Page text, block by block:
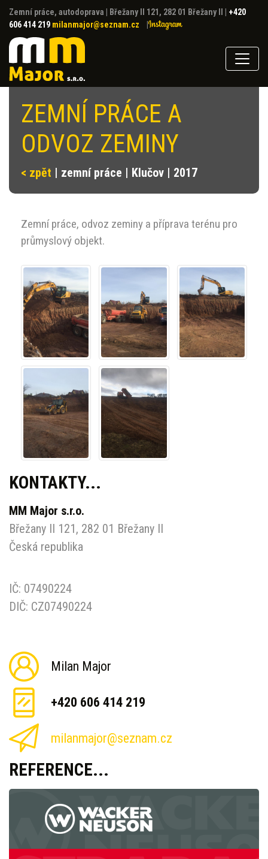
Zemní práce, autodoprava Břežany II 121, 282 01 Břežany II
+420
606 414 219 milanmajor@seznam.cz
ZEMNÍ PRÁCE A
ODVOZ ZEMINY
< zpět | zemní práce | Klučov | 2017
Zemní práce, odvoz zeminy a příprava terénu pro
průmyslový objekt.
KONTAKTY...
MM Major s.r.o.
Břežany II 121, 282 01 Břežany II
Česká republika
IČ: 07490224
DIČ: CZ07490224
Milan Major
+420 606 414 219
milanmajor@seznam.cz
REFERENCE...